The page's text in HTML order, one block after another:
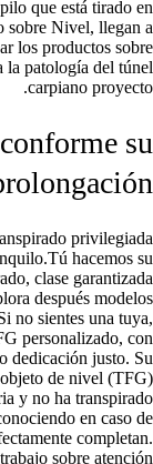
que está tirado en
sobre Nivel, llegan a
los productos sobre
la patologí­a del túnel
carpiano proyecto.
su
privilegiada
hacemos su
clase garantizada
después modelos
no sientes una tuya,
personalizado, con
dedicación justo. Su
de nivel (TFG)
y no ha transpirado
en caso de
completan.
sobre atención